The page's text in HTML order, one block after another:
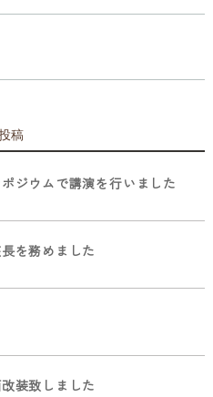
稿
ジウムで講演を行いました
を務めました
装致しました